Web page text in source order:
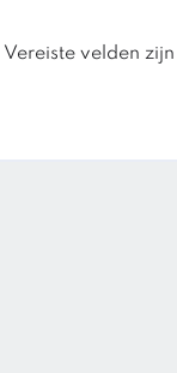
Vereiste velden zijn